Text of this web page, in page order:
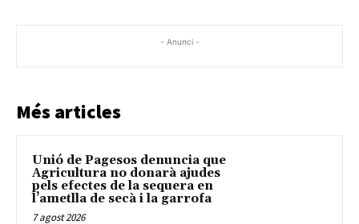
- Anunci -
Més articles
Unió de Pagesos denuncia que
Agricultura no donarà ajudes
pels efectes de la sequera en
l’ametlla de secà i la garrofa
7 agost 2026